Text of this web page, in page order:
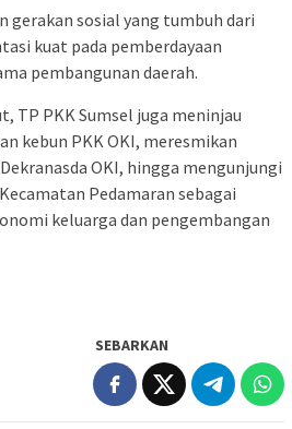
gerakan sosial yang tumbuh dari
kuat pada pemberdayaan
pembangunan daerah.
TP PKK Sumsel juga meninjau
kebun PKK OKI, meresmikan
OKI, hingga mengunjungi
Pedamaran sebagai
keluarga dan pengembangan
SEBARKAN